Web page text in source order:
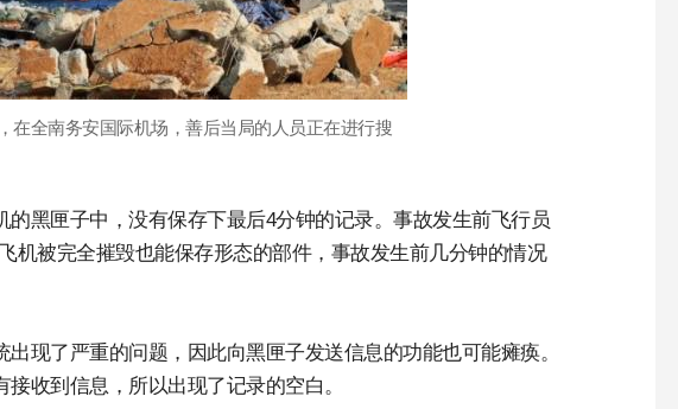
在全南务安国际机场，善后当局的人员正在进行搜
黑匣子中，没有保存下最后4分钟的记录。事故发生前飞行员
机被完全摧毁也能保存形态的部件，事故发生前几分钟的情况
现了严重的问题，因此向黑匣子发送信息的功能也可能瘫痪。
收到信息，所以出现了记录的空白。